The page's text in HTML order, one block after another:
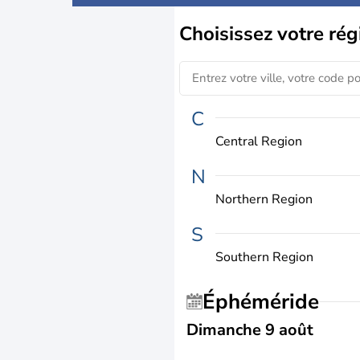
Choisissezvotre
C
Central Region
N
Northern Region
S
Southern Region
Éphéméride
Dimanche 9 août